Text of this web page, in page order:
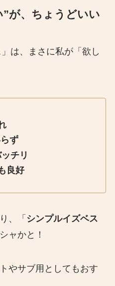
”が、ちょうどいい
は、まさに私が「欲し
ず
チリ
良好
、「 シンプルイズベス
ャかと！
やサブ用としてもおす